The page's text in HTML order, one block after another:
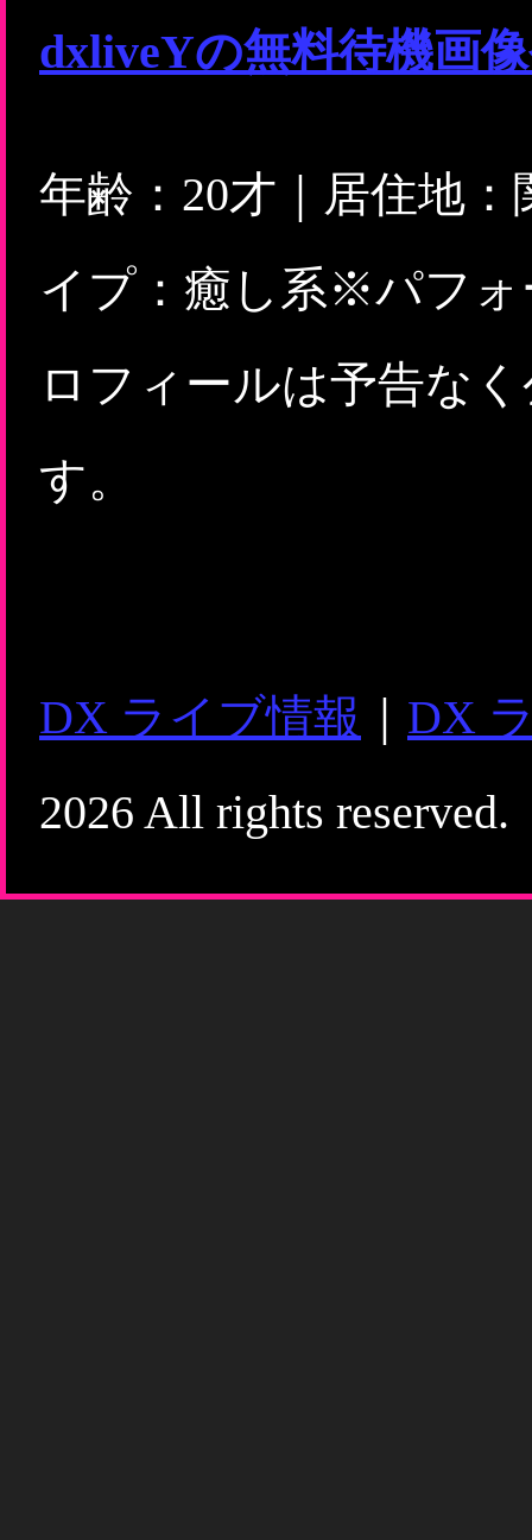
dxliveYの無料待機画
年齢：20才｜居住地
イプ：癒し系※パフォ
ロフィールは予告な
す。
DX ライブ情報
DX
2026 All rights reserved.